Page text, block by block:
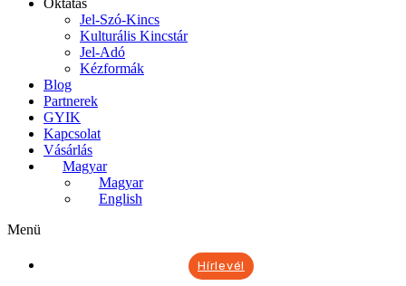
Jel-Szó-Kincs
Kulturális Kincstár
Jel-Adó
Kézformák
Blog
Partnerek
GYIK
Kapcsolat
Vásárlás
Magyar
Magyar
English
Menü
Hírlevél